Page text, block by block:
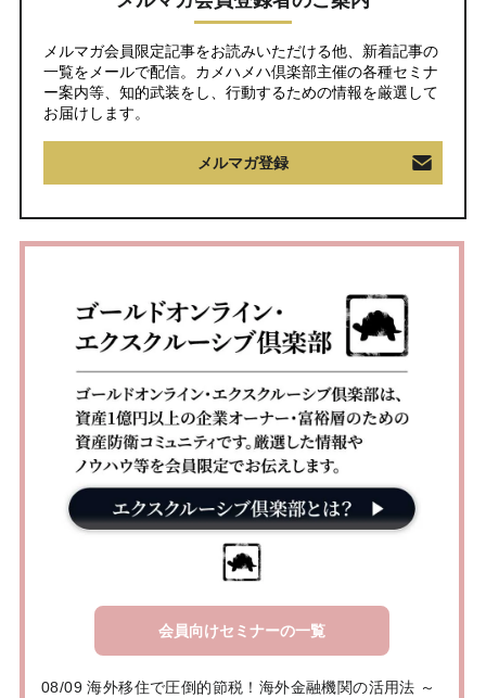
メルマガ会員限定記事をお読みいただける他、新着記事の
一覧をメールで配信。カメハメハ倶楽部主催の各種セミナ
ー案内等、知的武装をし、行動するための情報を厳選して
お届けします。
メルマガ登録
会員向けセミナーの一覧
08/09 海外移住で圧倒的節税！海外金融機関の活用法 ～